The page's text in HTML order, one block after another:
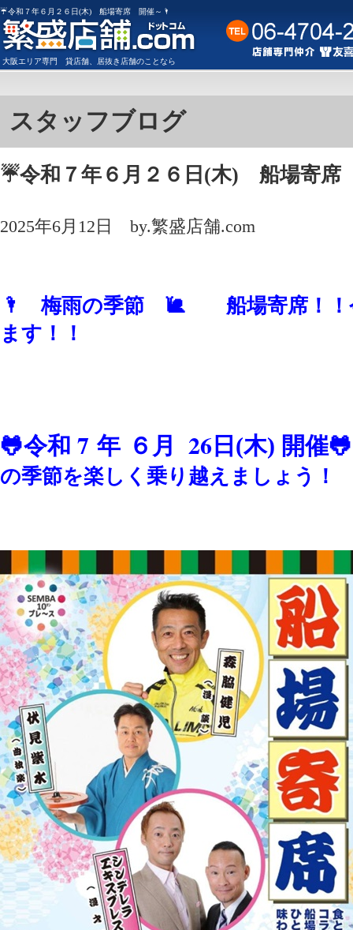
☔令和７年６月２６日(木) 船場寄席 開催～🌂
大阪エリア専門 貸店舗 居抜き店舗のことなら
スタッフブログ
☔令和７年６月２６日(木) 船場寄
2025年6月12日 by.繁盛店舗.com
🌂 梅雨の季節 🐌 船場寄席！！
ます！！
🐸令和 7 年 ６ 月 26 日(木) 開
の季節を楽しく乗り越えましょう！